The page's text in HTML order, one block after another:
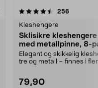
256
Kleshengere
Sklisikre
med metallpinne, 8-
Elegant og skikkelig
tre og metall – finnes i
79,90
4.5av 5 stjerner